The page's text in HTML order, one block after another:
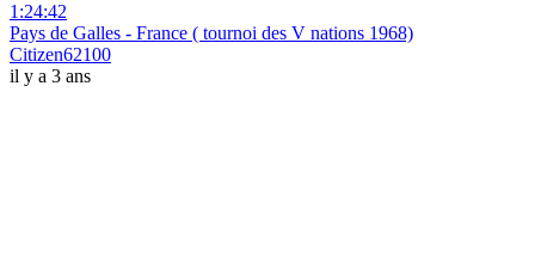
1:24:42
Pays de Galles - France ( tournoi des V nations 1968)
Citizen62100
il y a 3 ans